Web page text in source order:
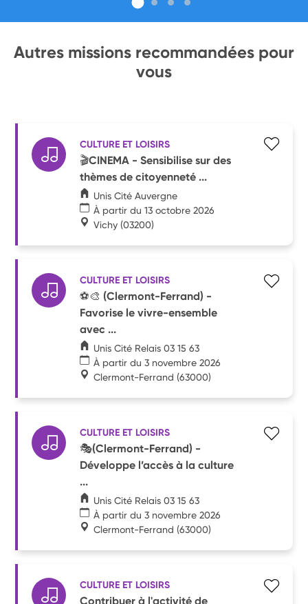
Autres missions recommandées pour
vous
CULTURE ET LOISIRS
🎬CINEMA - Sensibilise sur des
thèmes de citoyenneté ...
Unis Cité Auvergne
À partir du 13 octobre 2026
Vichy (03200)
CULTURE ET LOISIRS
⚽🎨 (Clermont-Ferrand) -
Favorise le vivre-ensemble
avec ...
Unis Cité Relais 03 15 63
À partir du 3 novembre 2026
Clermont-Ferrand (63000)
CULTURE ET LOISIRS
🎭(Clermont-Ferrand) -
Développe l’accès à la culture
...
Unis Cité Relais 03 15 63
À partir du 3 novembre 2026
Clermont-Ferrand (63000)
CULTURE ET LOISIRS
Contribuer à l'activité de